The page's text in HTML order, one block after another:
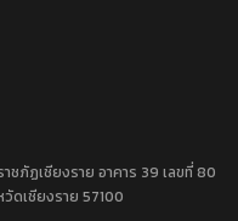
ชภัฏเชียงราย อาคาร 39 เลขที่ 80
ดเชียงราย 57100